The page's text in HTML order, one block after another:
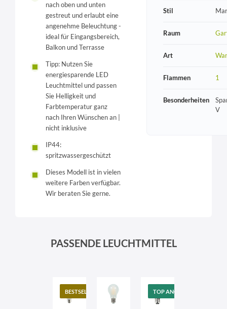
nach oben und unten
gestreut und erlaubt eine
angenehme Beleuchtung -
ideal für Eingangsbereich,
Balkon und Terrasse
Tipp: Nutzen Sie
energiesparende LED
Leuchtmittel und passen
Sie Helligkeit und
Farbtemperatur ganz
nach Ihren Wünschen an |
nicht inklusive
IP44:
spritzwassergeschützt
Dieses Modell ist in vielen
weitere Farben verfügbar.
Wir beraten Sie gerne.
Stil
Raum
Art
Flammen 1
Besonderheiten
V
PASSENDE LEUCHTMITTEL
BESTSELLER TOP ANGEBOT